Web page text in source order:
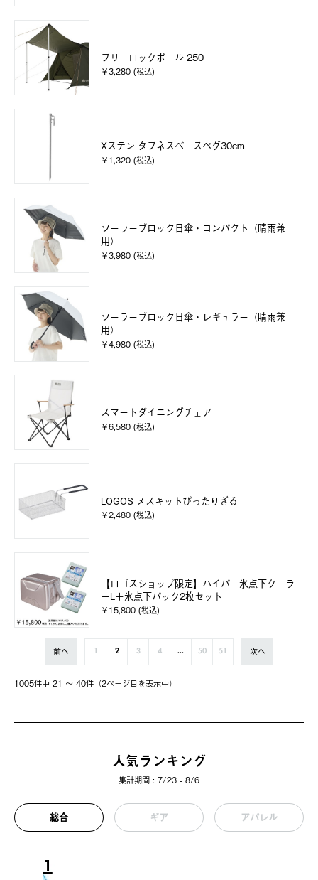
フリーロックポール 250
￥3,280 (税込)
Xステン タフネスベースペグ30cm
￥1,320 (税込)
ソーラーブロック日傘・コンパクト（晴雨兼
用）
￥3,980 (税込)
ソーラーブロック日傘・レギュラー（晴雨兼
用）
￥4,980 (税込)
スマートダイニングチェア
￥6,580 (税込)
LOGOS メスキットぴったりざる
￥2,480 (税込)
【ロゴスショップ限定】ハイパー氷点下クーラ
ーL＋氷点下パック2枚セット
￥15,800 (税込)
1005件中 21 〜 40件（2ページ⽬を表⽰中）
前へ 1 2 3 4 ... 50 51 次へ
人気ランキング
集計期間 : 7/23 - 8/6
総合 ギア アパレル
1